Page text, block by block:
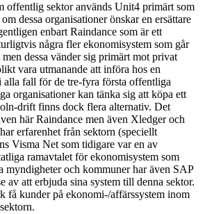
offentlig sektor används Unit4 primärt som
dessa organisationer önskar en ersättare
enbart Raindance som är ett
några fler ekonomisystem som går
dessa vänder sig primärt mot privat
vara utmanande att införa hos en
fall för de tre-fyra första offentliga
organisationer kan tänka sig att köpa ett
drift finns dock flera alternativ. Det
här Raindance men även Xledger och
erfarenhet från sektorn (speciellt
Visma Net som tidigare var en av
ramavtalet för ekonomisystem som
myndigheter och kommuner har även SAP
av att erbjuda sina system till denna sektor.
få kunder på ekonomi-/affärssystem inom
sektorn.